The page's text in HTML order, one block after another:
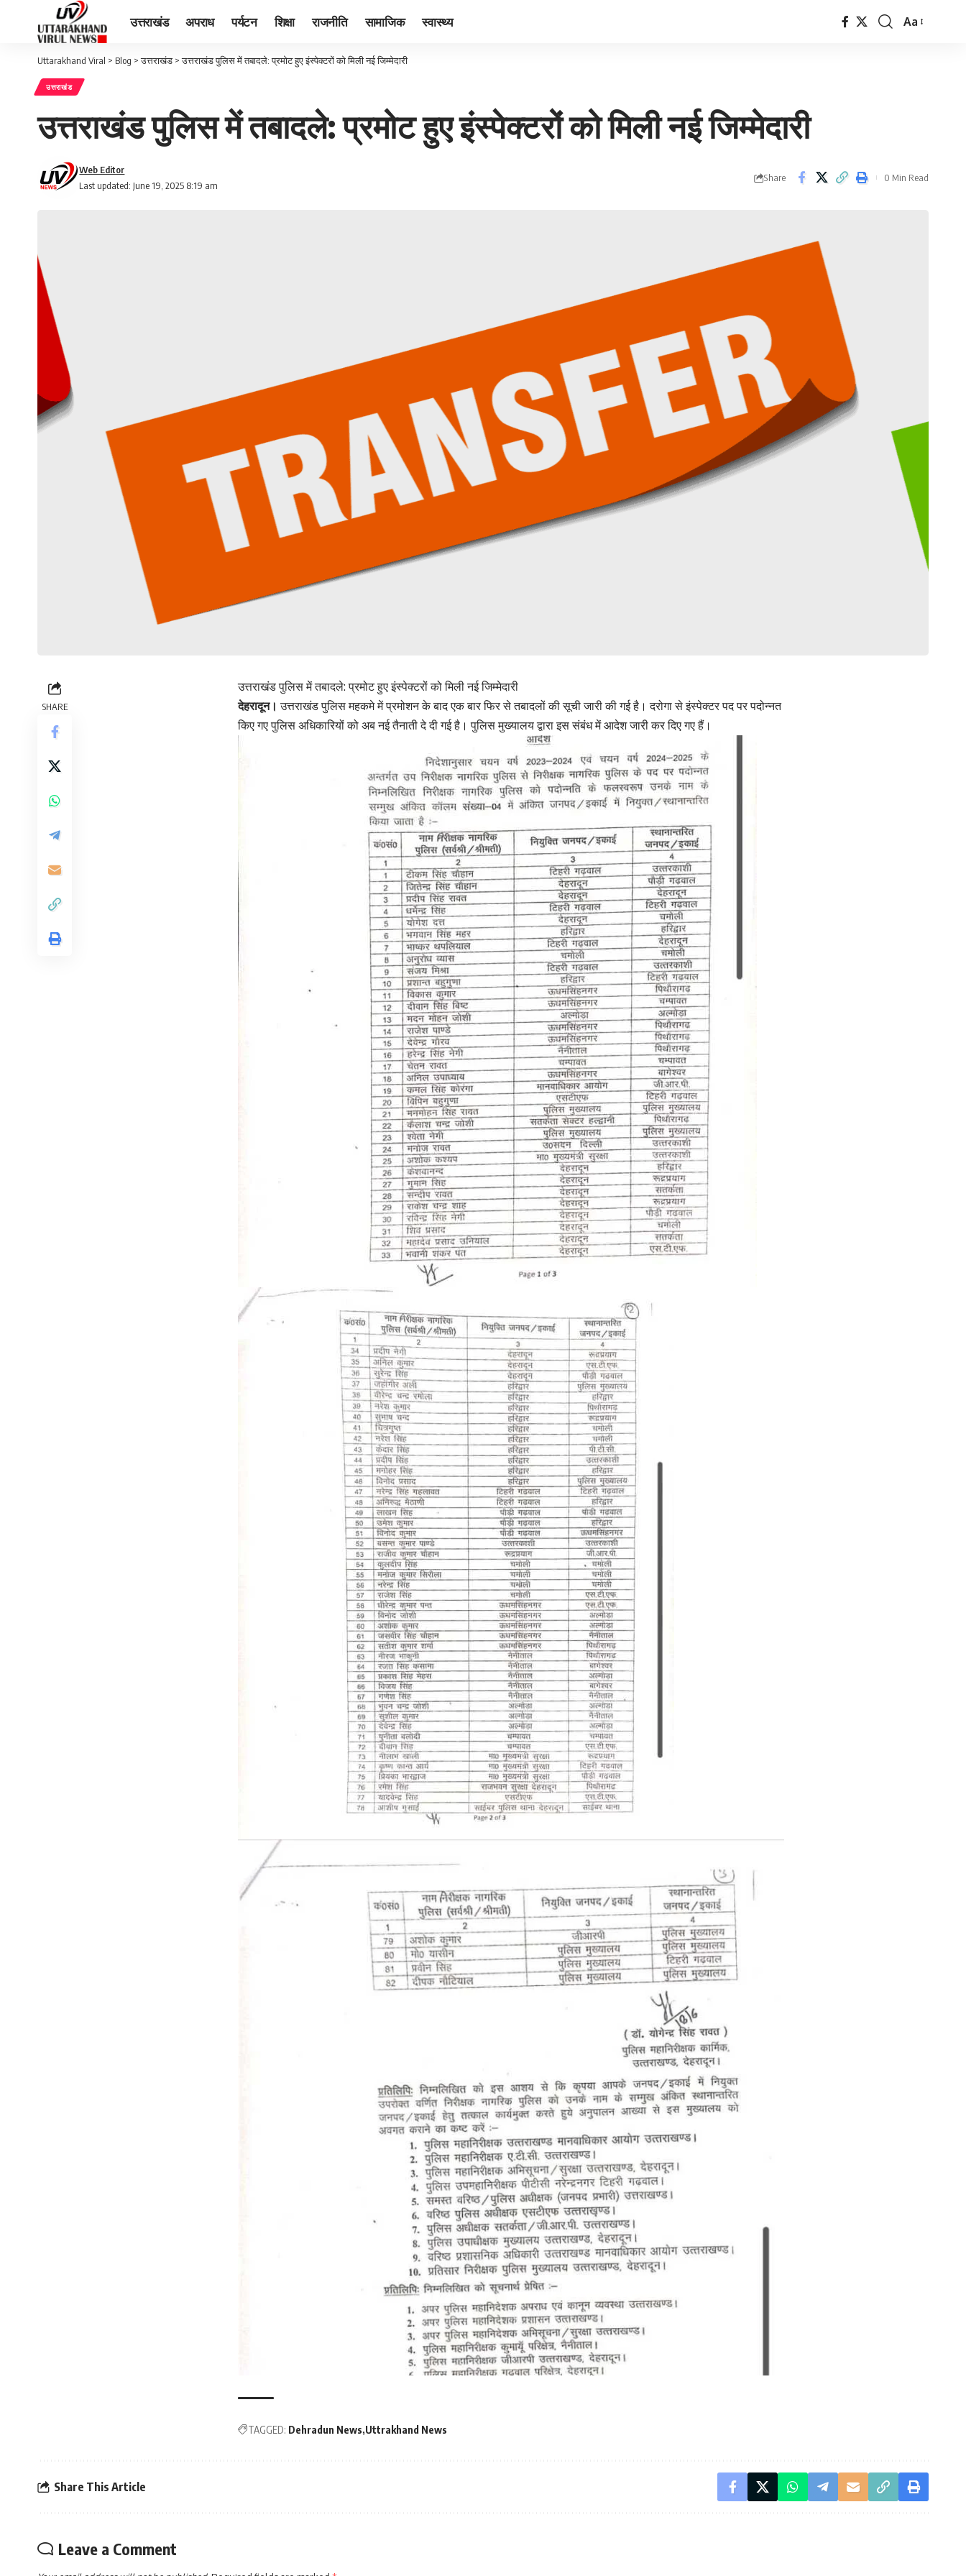
उत्तराखंड अपराध पर्यटन शिक्षा राजनीति सामाजिक स्वास्थ्य
Font
Aa
Uttarakhand Viral > Blog >उत्तराखंड >उत्तराखंड पुलिस में तबादले: प्रमोट हुए इंस्पेक्टरों को मिली नई जिम्मेदारी
उत्तराखंड
उत्तराखंड पुलिस में तबादले: प्रमोट हुए इंस्पेक्टरों को मिली नई जिम्मेदारी
Last updated: June 19, 2025 8:19 am
Web Editor
Share 0 Min Read
SHARE
उत्तराखंड पुलिस में तबादले: प्रमोट हुए इंस्पेक्टरों को मिली नई जिम्मेदारी
देहरादून। उत्तराखंड पुलिस महकमे में प्रमोशन के बाद एक बार फिर से तबादलों की सूची जारी की गई है। दरोगा से इंस्पेक्टर पद पर पदोन्नत
किए गए पुलिस अधिकारियों को अब नई तैनाती दे दी गई है। पुलिस मुख्यालय द्वारा इस संबंध में आदेश जारी कर दिए गए हैं।
TAGGED: Dehradun News Uttrakhand News
Share This Article
Leave a Comment